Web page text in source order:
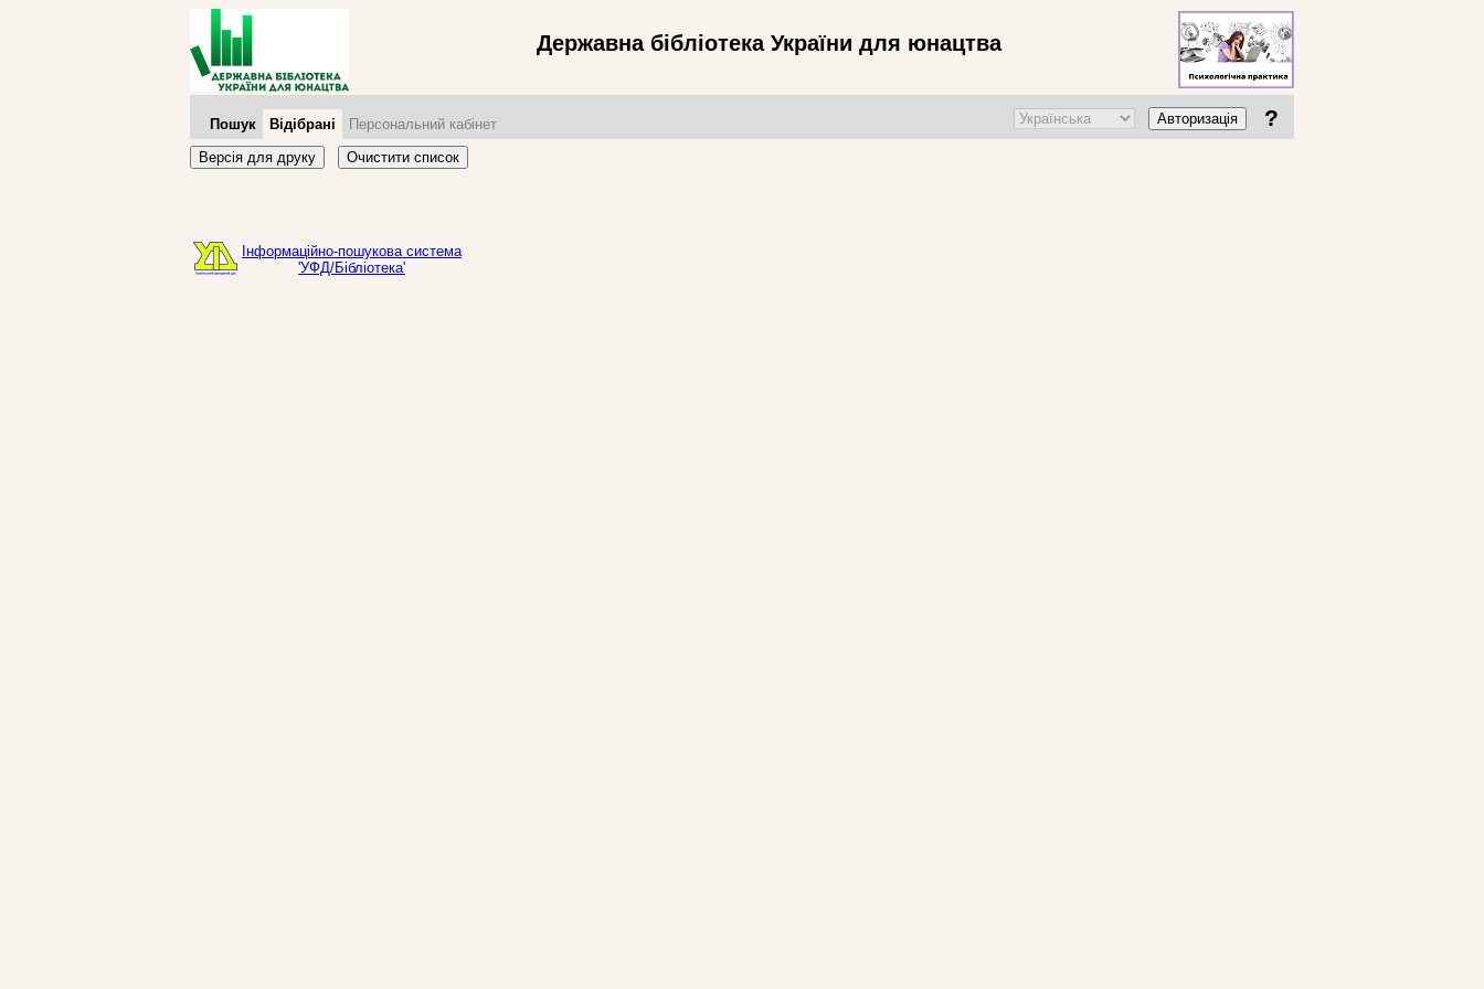
Державна бібліотека України для юнацтва
Пошук Відібрані Персональний кабінет Авторизація ?
Версія для друку Очистити список
Інформаційно-пошукова система
'УФД/Бібліотека'